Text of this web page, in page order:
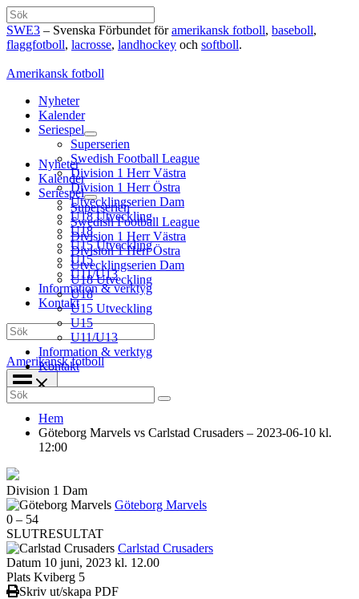
Hoppa
till
innehåll
Sök
SWE3 – Svenska Förbundet föramerikansk fotboll, baseboll,
flaggfotboll, lacrosse, landhockey och softboll.
Amerikansk fotboll
Nyheter
Kalender
Seriespel
Superserien
Swedish Football League
Division 1 Herr Västra
Division 1 Herr Östra
Utvecklingserien Dam
U18 Utveckling
U18
U15 Utveckling
U15
U11/U13
Information & verktyg
Kontakt
Sök
Amerikansk fotboll
Nyheter
Kalender
Seriespel
Superserien
Swedish Football League
Division 1 Herr Västra
Division 1 Herr Östra
Utvecklingserien Dam
U18 Utveckling
U18
U15 Utveckling
U15
U11/U13
Information & verktyg
Kontakt
Search
for:
Hem
Göteborg Marvels vs Carlstad Crusaders – 2023-06-10 kl.
12:00
Division 1 Dam
Göteborg Marvels
0 – 54
SLUTRESULTAT
Carlstad Crusaders
Datum 10 juni, 2023 kl. 12.00
Plats Kviberg 5
Skriv ut/skapa PDF